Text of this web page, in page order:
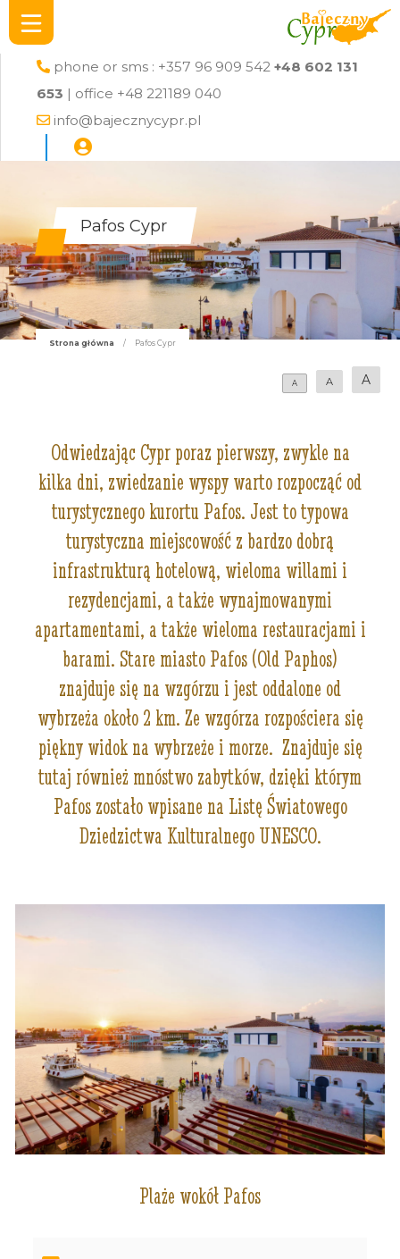
phone or sms : +357 96 909 542 +48 602 131
653 | office +48 221189 040
info@bajecznycypr.pl
Pafos Cypr
Strona główna / Pafos Cypr
A A A
Odwiedzając Cypr poraz pierwszy, zwykle na
kilka dni, zwiedzanie wyspy warto rozpocząć od
turystycznego kurortu Pafos. Jest to typowa
turystyczna miejscowość z bardzo dobrą
infrastrukturą hotelową, wieloma willami i
rezydencjami, a także wynajmowanymi
apartamentami, a także wieloma restauracjami i
barami. Stare miasto Pafos (Old Paphos)
znajduje się na wzgórzu i jest oddalone od
wybrzeża około 2 km. Ze wzgórza rozpościera się
piękny widok na wybrzeże i morze. Znajduje się
tutaj również mnóstwo zabytków, dzięki którym
Pafos zostało wpisane na Listę Światowego
Dziedzictwa Kulturalnego UNESCO.
Plaże wokół Pafos